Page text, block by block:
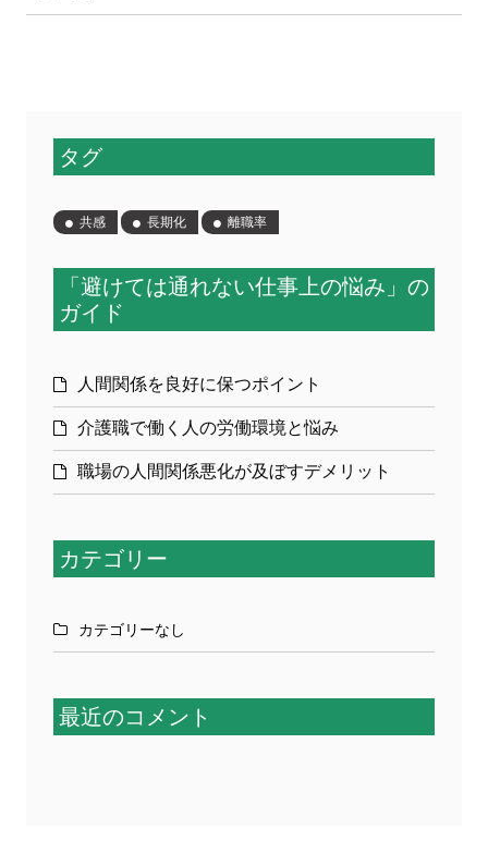
タグ
共感 長期化 離職率
「避けては通れない仕事上の悩み」の
ガイド
人間関係を良好に保つポイント
介護職で働く人の労働環境と悩み
職場の人間関係悪化が及ぼすデメリット
カテゴリー
カテゴリーなし
最近のコメント